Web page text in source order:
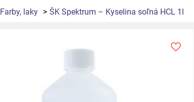
Farby, laky > ŠK Spektrum – Kyselina soľná HCL 1l